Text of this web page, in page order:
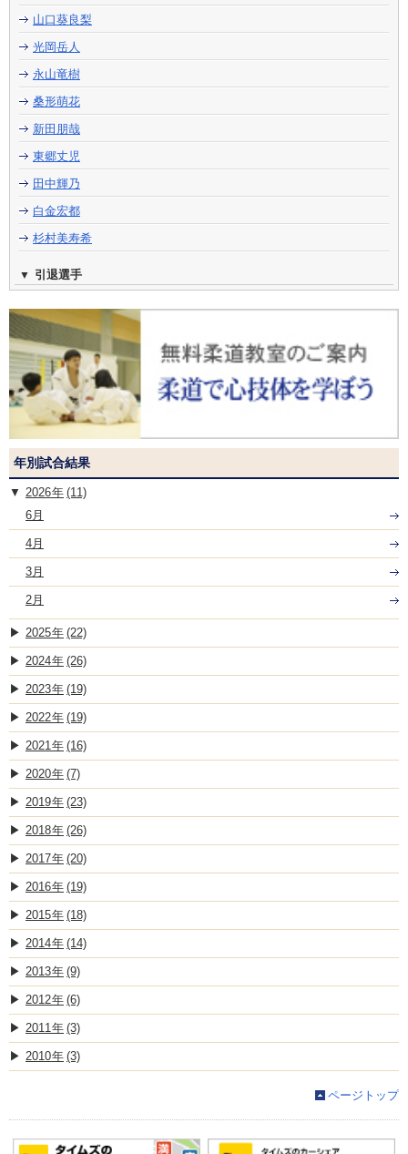
山口葵良梨
光岡岳人
永山竜樹
桑形萌花
新田朋哉
東郷丈児
田中輝乃
白金宏都
杉村美寿希
引退選手
年別試合結果
2026
(11)
6月
4月
3月
2月
2025 (22)
2024 (26)
2023 (19)
2022 (19)
2021 (16)
2020 (7)
2019 (23)
2018 (26)
2017 (20)
2016 (19)
2015 (18)
2014 (14)
2013 (9)
2012 (6)
2011 (3)
2010 (3)
ページトップ